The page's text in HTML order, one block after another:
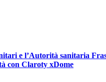
e l’Autorità sanitaria
con Claroty xDome